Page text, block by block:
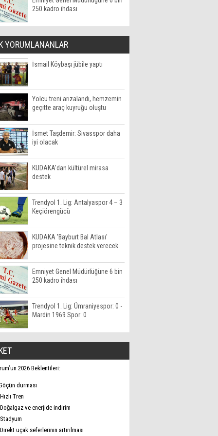
250 kadro ihdası
YORUMLANANLAR
İsmail Köybaşı jübile yaptı
Yolcu treni arızalandı, hemzemin
geçitte araç kuyruğu oluştu
İsmet Taşdemir: Sivasspor daha
iyi olacak
KUDAKA'dan kültürel mirasa
destek
Trendyol 1. Lig: Antalyaspor 4 – 3
Keçiörengücü
KUDAKA 'Bayburt Bal Atlası'
projesine teknik destek verecek
Emniyet Genel Müdürlüğüne 6 bin
250 kadro ihdası
Trendyol 1. Lig: Ümraniyespor: 0 -
Mardin 1969 Spor: 0
2026 Beklentileri:
durması
Tren
ve enerjide indirim
uçak seferlerinin artırılması